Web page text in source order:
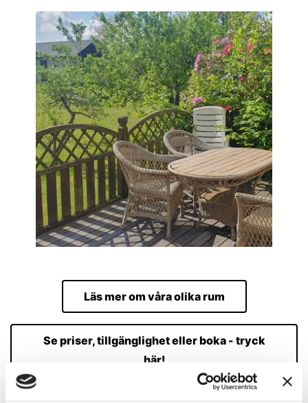
Läs mer om våra olika rum
Se priser, tillgänglighet eller boka - tryck
här!